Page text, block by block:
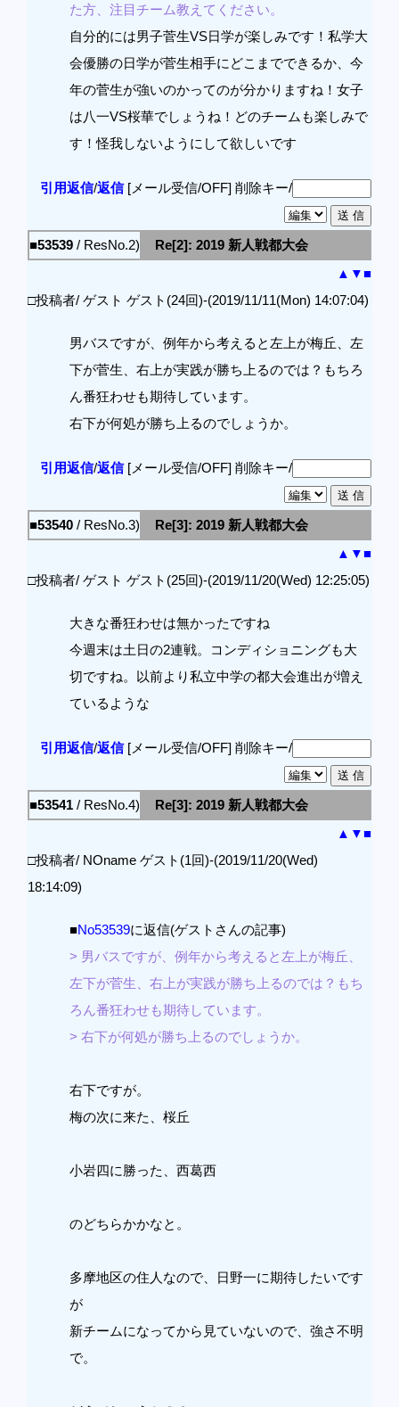
た方、注目チーム教えてください。
自分的には男子菅生VS日学が楽しみです！私学大
会優勝の日学が菅生相手にどこまでできるか、今
年の菅生が強いのかってのが分かりますね！女子
は八一VS桜華でしょうね！どのチームも楽しみで
す！怪我しないようにして欲しいです
引用返信/返信[メール受信/OFF] 削除キー/
■53539 / ResNo.2)
Re[2]: 2019 新人戦都大会
▲ ▼■
□投稿者/ ゲスト ゲスト(24回)-(2019/11/11(Mon) 14:07:04)
男バスですが、例年から考えると左上が梅丘、左
下が菅生、右上が実践が勝ち上るのでは？もちろ
ん番狂わせも期待しています。
右下が何処が勝ち上るのでしょうか。
引用返信/返信[メール受信/OFF] 削除キー/
■53540 / ResNo.3)
Re[3]: 2019 新人戦都大会
▲ ▼■
□投稿者/ ゲスト ゲスト(25回)-(2019/11/20(Wed) 12:25:05)
大きな番狂わせは無かったですね
今週末は土日の2連戦。コンディショニングも大
切ですね。以前より私立中学の都大会進出が増え
ているような
引用返信/返信[メール受信/OFF] 削除キー/
■53541 / ResNo.4)
Re[3]: 2019 新人戦都大会
▲ ▼■
□投稿者/ NOname ゲスト(1回)-(2019/11/20(Wed)
18:14:09)
■No53539に返信(ゲストさんの記事)
> 男バスですが、例年から考えると左上が梅丘、
左下が菅生、右上が実践が勝ち上るのでは？もち
ろん番狂わせも期待しています。
> 右下が何処が勝ち上るのでしょうか。
右下ですが。
梅の次に来た、桜丘
小岩四に勝った、西葛西
のどちらかかなと。
多摩地区の住人なので、日野一に期待したいです
が
新チームになってから見ていないので、強さ不明
で。